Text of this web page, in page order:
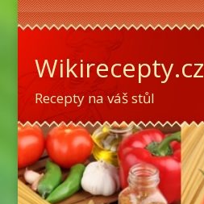
Wikirecepty.cz
Recepty na váš stůl